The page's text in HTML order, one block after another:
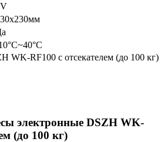
WK-RF100 с отсекателем (до 100 кг)
электронные DSZH WK-
(до 100 кг)